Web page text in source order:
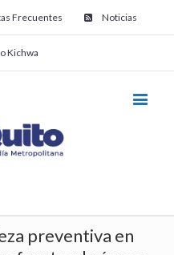
Frecuentes Noticias
Kichwa
preventiva en